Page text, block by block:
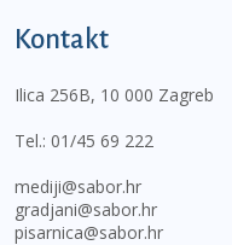
Kontakt
Ilica 256B, 10 000 Zagreb
Tel.: 01/45 69 222
mediji@sabor.hr
gradjani@sabor.hr
pisarnica@sabor.hr